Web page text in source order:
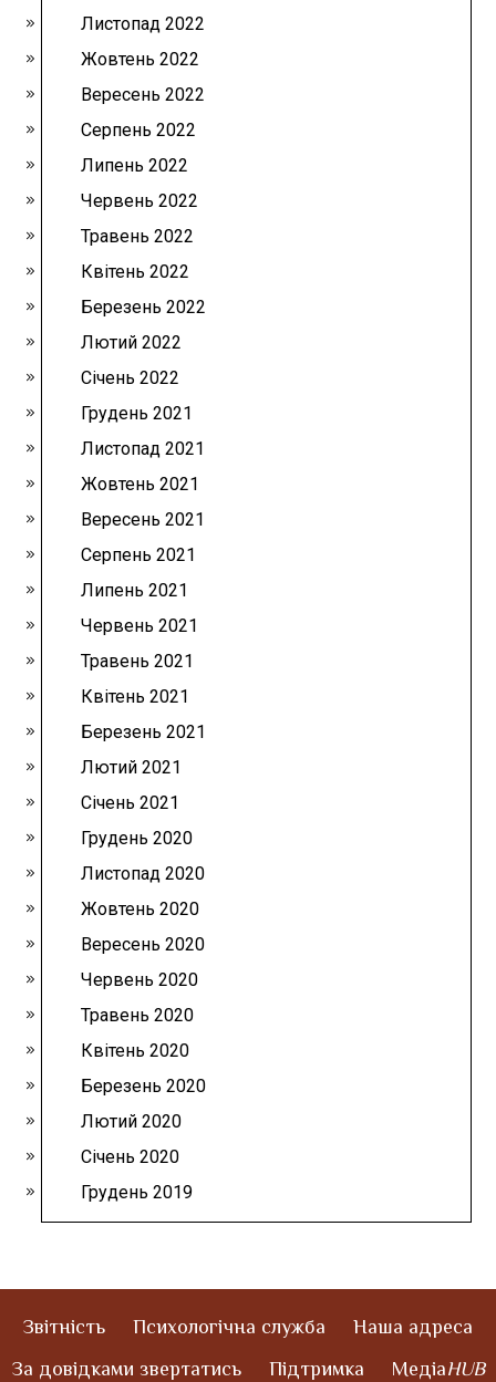
Листопад 2022
Жовтень 2022
Вересень 2022
Серпень 2022
Липень 2022
Червень 2022
Травень 2022
Квітень 2022
Березень 2022
Лютий 2022
Січень 2022
Грудень 2021
Листопад 2021
Жовтень 2021
Вересень 2021
Серпень 2021
Липень 2021
Червень 2021
Травень 2021
Квітень 2021
Березень 2021
Лютий 2021
Січень 2021
Грудень 2020
Листопад 2020
Жовтень 2020
Вересень 2020
Червень 2020
Травень 2020
Квітень 2020
Березень 2020
Лютий 2020
Січень 2020
Грудень 2019
Звітність Психологічна служба
Наша адреса
За довідками звертатись
Підтримка МедіаHUB